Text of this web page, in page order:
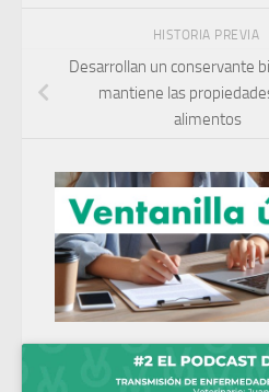
HISTORIA PREVIA
Desarrollan un conservante
mantiene las
alimentos